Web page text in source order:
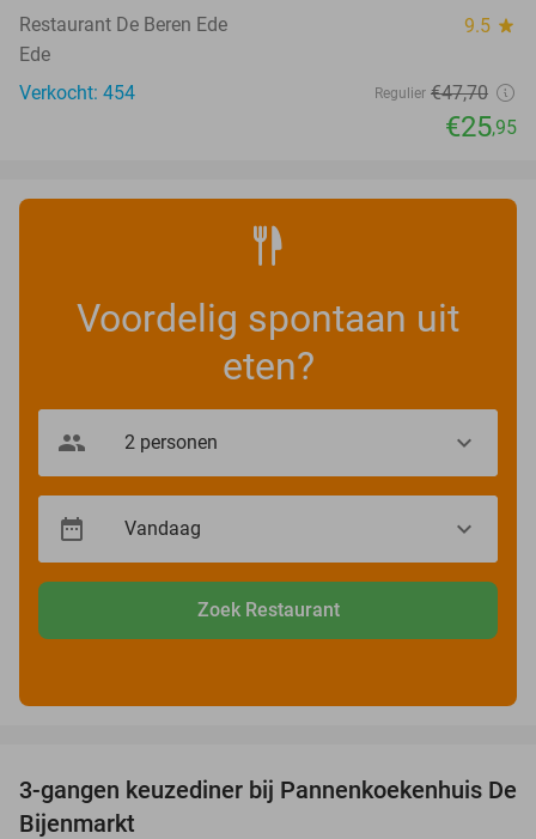
Restaurant De Beren Ede 9.5 star
Ede
Verkocht: 454
Regulier €47,70
€25,95
Voordelig spontaan uit
eten?
Zoek Restaurant
44%
3-gangen keuzediner bij Pannenkoekenhuis De
Bijenmarkt